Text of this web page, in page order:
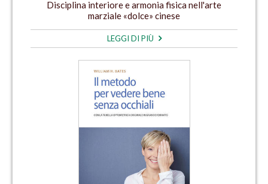
Disciplina interiore e armonia fisica nell'arte
marziale «dolce» cinese
LEGGI DI PIÙ